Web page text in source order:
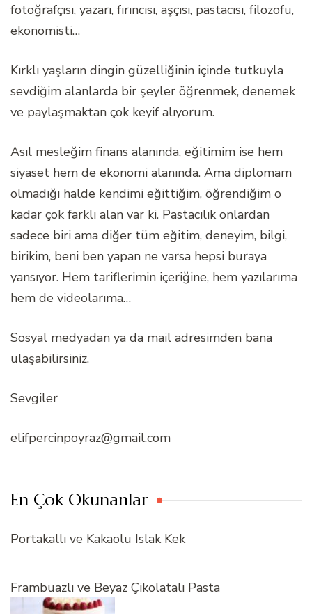
fotoğrafçısı, yazarı, fırıncısı, aşçısı, pastacısı, filozofu,
ekonomisti…
Kırklı yaşların dingin güzelliğinin içinde tutkuyla
sevdiğim alanlarda bir şeyler öğrenmek, denemek
ve paylaşmaktan çok keyif alıyorum.
Asıl mesleğim finans alanında, eğitimim ise hem
siyaset hem de ekonomi alanında. Ama diplomam
olmadığı halde kendimi eğittiğim, öğrendiğim o
kadar çok farklı alan var ki. Pastacılık onlardan
sadece biri ama diğer tüm eğitim, deneyim, bilgi,
birikim, beni ben yapan ne varsa hepsi buraya
yansıyor. Hem tariflerimin içeriğine, hem yazılarıma
hem de videolarıma…
Sosyal medyadan ya da mail adresimden bana
ulaşabilirsiniz.
Sevgiler
elifpercinpoyraz@gmail.com
En Çok Okunanlar
Portakallı ve Kakaolu Islak Kek
Frambuazlı ve Beyaz Çikolatalı Pasta